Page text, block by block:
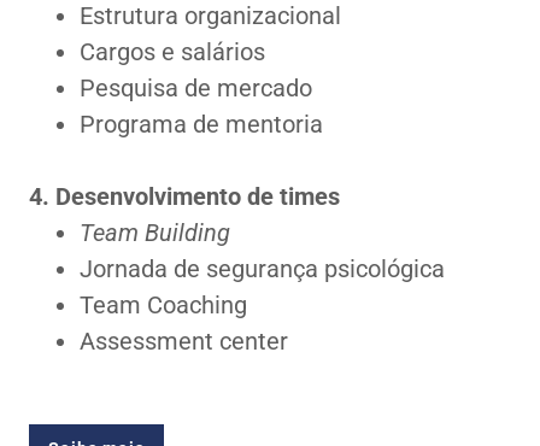
Estrutura organizacional
Cargos e salários
Pesquisa de mercado
Programa de mentoria
4. Desenvolvimento de times
Team Building
Jornada de segurança psicológica
Team Coaching
Assessment center